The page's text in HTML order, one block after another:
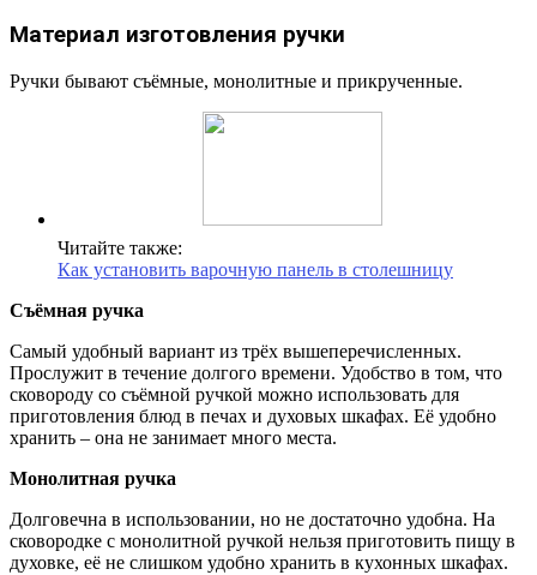
Материал изготовления ручки
Ручки бывают съёмные, монолитные и прикрученные.
Читайте также:
Как установить варочную панель в столешницу
Съёмная ручка
Самый удобный вариант из трёх вышеперечисленных.
Прослужит в течение долгого времени. Удобство в том, что
сковороду со съёмной ручкой можно использовать для
приготовления блюд в печах и духовых шкафах. Её удобно
хранить – она не занимает много места.
Монолитная ручка
Долговечна в использовании, но не достаточно удобна. На
сковородке с монолитной ручкой нельзя приготовить пищу в
духовке, её не слишком удобно хранить в кухонных шкафах.